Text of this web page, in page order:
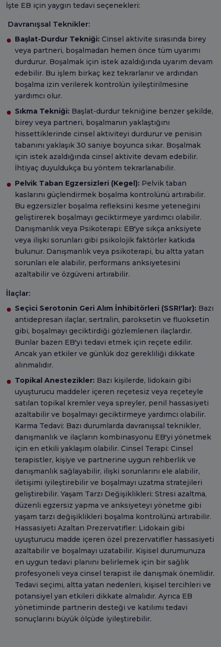
İşte EB için yaygın tedavi seçenekleri:
Davranışsal Teknikler:
Başlat-Durdur Tekniği: Cinsel aktivite sırasında birey
veya partneri, boşalmadan hemen önce tüm uyarımı
durdurur. Boşalmak için istek azaldığında uyarım devam
edebilir. Bu işlem birkaç kez tekrarlanır ve ardından
boşalma izin verilerek kontrolün iyileştirilmesine
yardımcı olur.
Sıkma Tekniği: Başlat-durdur tekniğine benzer şekilde,
birey veya partneri, boşalmanın yaklaştığını
hissettiklerinde cinsel aktiviteyi durdurur ve penisin
tabanını yaklaşık 30 saniye boyunca sıkar. Boşalmak
için istek azaldığında cinsel aktivite devam edebilir.
İhtiyaç duyuldukça bu yöntem tekrarlanabilir.
Pelvik Taban Egzersizleri (Kegel): Pelvik taban
kaslarını güçlendirmek boşalma kontrolünü artırabilir.
Bu egzersizler boşalma refleksini kesme yeteneğini
geliştirerek boşalmayı geciktirmeye yardımcı olabilir.
Danışmanlık veya Psikoterapi: EB'ye sıkça anksiyete
veya ilişki sorunları gibi psikolojik faktörler katkıda
bulunur. Danışmanlık veya psikoterapi, bu altta yatan
sorunları ele alabilir, performans anksiyetesini
azaltabilir ve özgüveni artırabilir.
İlaçlar:
Seçici Serotonin Geri Alım İnhibitörleri (SSRI'lar): Bazı
antidepresan ilaçlar, sertralin, paroksetin ve fluoksetin
gibi, boşalmayı geciktirdiği gözlemlenen ilaçlardır.
Bunlar bazen EB'yi tedavi etmek için reçete edilir.
Ancak yan etkiler ve günlük doz gerekliliği dikkate
alınmalıdır.
Topikal Anestezikler: Bazı kişilerde, lidokain gibi
uyuşturucu maddeler içeren reçetesiz veya reçeteyle
satılan topikal kremler veya spreyler, penil hassasiyeti
azaltabilir ve boşalmayı geciktirmeye yardımcı olabilir.
Karma Tedavi: Bazı durumlarda davranışsal teknikler,
danışmanlık ve ilaçların kombinasyonu EB'yi yönetmek
için en etkili yaklaşım olabilir. Cinsel Terapi: Cinsel
terapistler, kişiye ve partnerine uygun rehberlik ve
danışmanlık sağlayabilir, ilişki sorunlarını ele alabilir,
iletişimi iyileştirebilir ve boşalmayı uzatma stratejileri
geliştirebilir. Yaşam Tarzı Değişiklikleri: Stresi azaltma,
düzenli egzersiz yapma ve anksiyeteyi yönetme gibi
yaşam tarzı değişiklikleri boşalma kontrolünü artırabilir.
Hassasiyeti Azaltan Prezervatifler: Lidokain gibi
uyuşturucu madde içeren özel prezervatifler hassasiyeti
azaltabilir ve boşalmayı uzatabilir. Kişisel durumunuza
en uygun tedavi planını belirlemek için bir sağlık
profesyoneli veya cinsel terapist ile danışmak önemlidir.
Tedavi seçimi, altta yatan nedenleri, kişisel tercihleri ve
potansiyel yan etkileri dikkate almalıdır. Ayrıca EB
yönetiminde partnerin desteği ve katılımı tedavi
sonuçlarını büyük ölçüde iyileştirebilir.